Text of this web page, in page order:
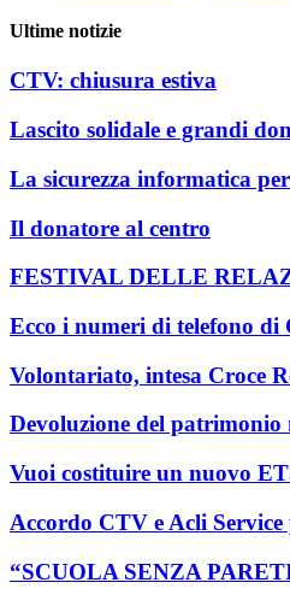
Ultime notizie
CTV: chiusura estiva
Lascito solidale e grandi
La sicurezza informatica
Il donatore al centro
FESTIVAL DELLE
Ecco i numeri di telefono di
Volontariato, intesa Croce
Devoluzione del patrimonio
Vuoi costituire un nuovo
Accordo CTV e Acli
“SCUOLA SENZA